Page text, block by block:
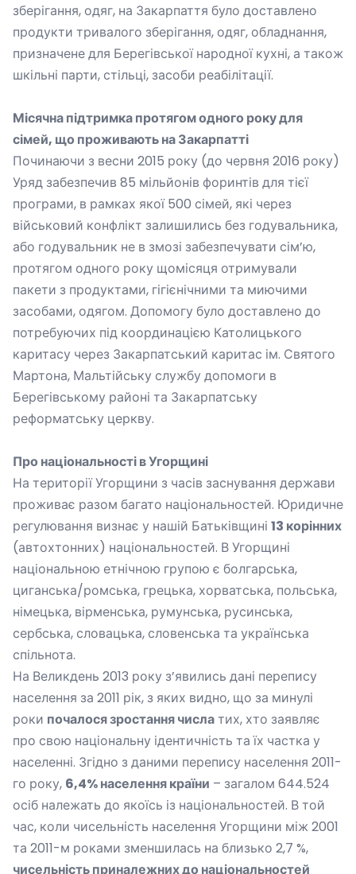
зберігання, одяг, на Закарпаття було доставлено
продукти тривалого зберігання, одяг, обладнання,
призначене для Берегівської народної кухні, а також
шкільні парти, стільці, засоби реабілітації.
Місячна підтримка протягом одного року для
сімей, що проживають на Закарпатті
Починаючи з весни 2015 року (до червня 2016 року)
Уряд забезпечив 85 мільйонів форинтів для тієї
програми, в рамках якої 500 сімей, які через
військовий конфлікт залишились без годувальника,
або годувальник не в змозі забезпечувати сім’ю,
протягом одного року щомісяця отримували
пакети з продуктами, гігієнічними та миючими
засобами, одягом. Допомогу було доставлено до
потребуючих під координацією Католицького
каритасу через Закарпатський каритас ім. Святого
Мартона, Мальтійську службу допомоги в
Берегівському районі та Закарпатську
реформатську церкву.
Про національності в Угорщині
На території Угорщини з часів заснування держави
проживає разом багато національностей. Юридичне
регулювання визнає у нашій Батьківщині 13 корінних
(автохтонних) національностей. В Угорщині
національною етнічною групою є болгарська,
циганська/ромська, грецька, хорватська, польська,
німецька, вірменська, румунська, русинська,
сербська, словацька, словенська та українська
спільнота.
На Великдень 2013 року з’явились дані перепису
населення за 2011 рік, з яких видно, що за минулі
роки почалося зростання числатих, хто заявляє
про свою національну ідентичність та їх частка у
населенні. Згідно з даними перепису населення 2011-
го року, 6,4% населення країни – загалом 644.524
осіб належать до якоїсь із національностей. В той
час, коли чисельність населення Угорщини між 2001
та 2011-м роками зменшилась на близько 2,7 %,
чисельність приналежних до національностей